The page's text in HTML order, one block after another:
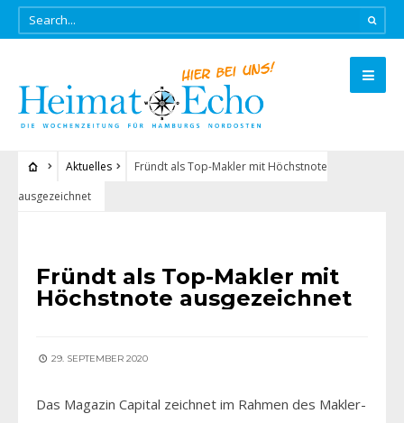
Aktuelles
Fründt als Top-Makler mit Höchstnote
ausgezeichnet
Fründt als Top-Makler mit
Höchstnote ausgezeichnet
29. SEPTEMBER 2020
Das Magazin Capital zeichnet im Rahmen des Makler-